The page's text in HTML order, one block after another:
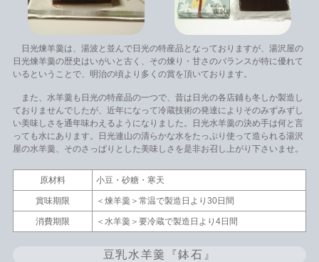
日光煉羊羹は、湯波と並んで日光の特産品となっておりますが、湯沢屋の
日光煉羊羹の歴史はいがいと古く、その煉り・甘さのバランスが特に優れて
いるということで、明治の頃より多くの賞を頂いております。
また、水羊羹も日光の特産品の一つで、昔は日光の各店鋪も冬しか製造し
ておりませんでしたが、近年になって冷蔵技術の発達によりそのみずみずし
い美味しさを通年味わえるようになりました。日光水羊羹の決め手は何と言
っても水にあります。日光連山の清らかな水をたっぷり使って造られる湯沢
屋の水羊羹、そのさっぱりとした美味しさを是非お召し上がり下さいませ。
原材料 小豆・砂糖・寒天
賞味期限 ＜煉羊羹＞常温で製造日より30日間
消費期限 ＜水羊羹＞要冷蔵で製造日より4日間
豆乳水羊羹『鉢石』